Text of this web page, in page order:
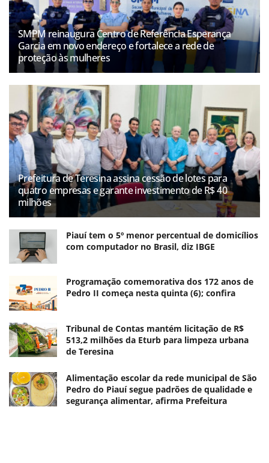
SMPM reinaugura Centro de Referência Esperança
Garcia em novo endereço e fortalece a rede de
proteção às mulheres
Prefeitura de Teresina assina cessão de lotes para
quatro empresas e garante investimento de R$ 40
milhões
Piauí tem o 5º menor percentual de domicílios
com computador no Brasil, diz IBGE
Programação comemorativa dos 172 anos de
Pedro II começa nesta quinta (6); confira
Tribunal de Contas mantém licitação de R$
513,2 milhões da Eturb para limpeza urbana
de Teresina
Alimentação escolar da rede municipal de São
Pedro do Piauí segue padrões de qualidade e
segurança alimentar, afirma Prefeitura